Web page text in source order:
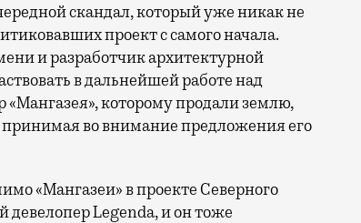
скандал, который уже никак не
проект с самого начала.
и разработчик архитектурной
в дальнейшей работе над
«Мангазея», которому продали землю,
принимая во внимание предложения его
«Мангазеи» в проекте Северного
девелопер Legenda, и он тоже